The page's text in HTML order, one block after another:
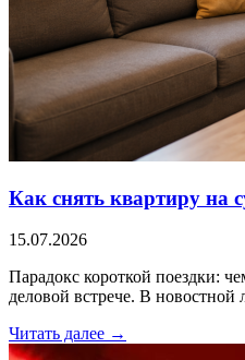
Как снять квартиру на
15.07.2026
Парадокс короткой поездки:
деловой встрече. В новостной
Читать далее →